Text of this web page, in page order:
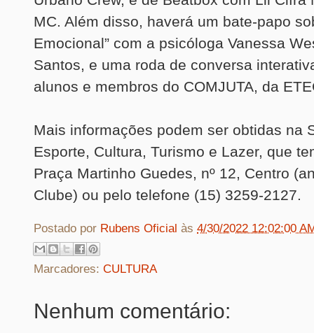
MC. Além disso, haverá um bate-papo
Emocional” com a psicóloga Vanessa
Santos, e uma roda de conversa
alunos e membros do COMJUTA, da
Mais informações podem ser obtidas na
Esporte, Cultura, Turismo e Lazer, que
Praça Martinho Guedes, nº 12, Centro
Clube) ou pelo telefone (15) 3259-2127.
Postado por Rubens Oficial às 4/30/2022 12:02:00
Marcadores: CULTURA
Nenhum comentário: